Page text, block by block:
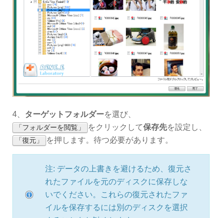
4、 ターゲットフォルダーを選び、
「フォルダーを閲覧」 をクリックして保存先を設定し、
「復元」 を押します。待つ必要があります。
注: データの上書きを避けるため、復元さ
れたファイルを元のディスクに保存しな
いでください。これらの復元されたファ
イルを保存するには別のディスクを選択